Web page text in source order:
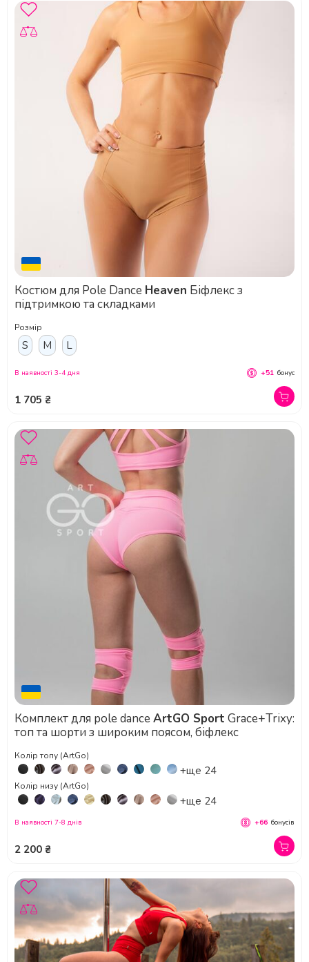
Костюм для Pole Dance Heaven Біфлекс з
підтримкою та складками
Розмір
S M L
1 705 ₴
В наявності 3-4 дня +51 бонус
Комплект для pole dance ArtGO Sport Grace+Trixy:
топ та шорти з широким поясом, біфлекс
Колір топу (ArtGo)
+ще 24
Колір низу (ArtGo)
+ще 24
2 200 ₴
В наявності 7-8 днів +66 бонусів